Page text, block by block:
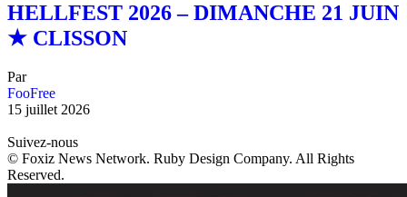
HELLFEST 2026 – DIMANCHE 21 JUIN
★ CLISSON
Par
FooFree
15 juillet 2026
Suivez-nous
© Foxiz News Network. Ruby Design Company. All Rights
Reserved.